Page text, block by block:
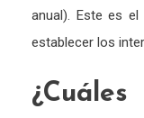
anual). Este es
establecer los